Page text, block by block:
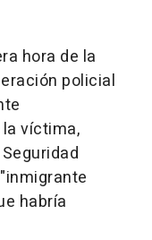
hora de la
policial
víctima,
habría